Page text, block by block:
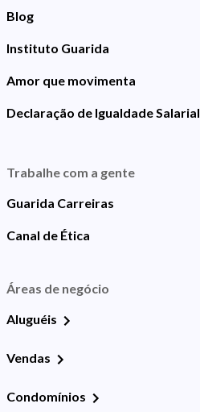
Blog
Instituto Guarida
Amor que movimenta
Declaração de Igualdade Salarial
Trabalhe com a gente
Guarida Carreiras
Canal de Ética
Áreas de negócio
Aluguéis
Vendas
Condomínios